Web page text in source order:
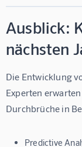
Ausblick:
nächsten
Die Entwicklung
Experten
Durchbrüche in
Predictive